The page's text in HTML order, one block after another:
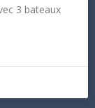
3 bateaux